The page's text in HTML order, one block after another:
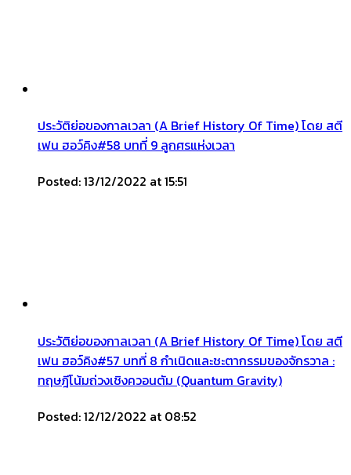
ประวัติย่อของกาลเวลา (A Brief History Of Time) โดย สตี
เฟน ฮอว์คิง#58 บทที่ 9 ลูกศรแห่งเวลา
Posted: 13/12/2022 at 15:51
ประวัติย่อของกาลเวลา (A Brief History Of Time) โดย สตี
เฟน ฮอว์คิง#57 บทที่ 8 กำเนิดและชะตากรรมของจักรวาล :
ทฤษฎีโน้มถ่วงเชิงควอนตัม (Quantum Gravity)
Posted: 12/12/2022 at 08:52